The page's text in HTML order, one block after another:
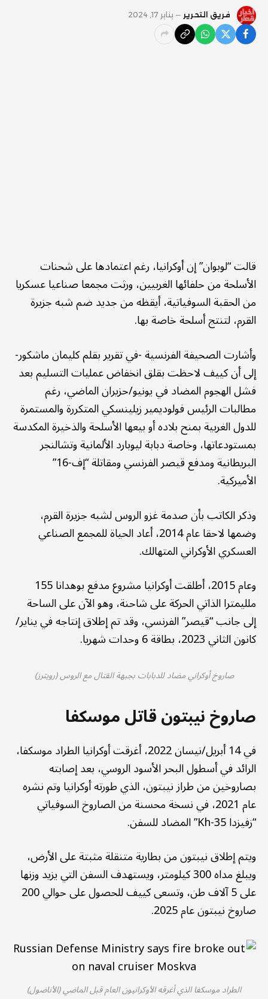
فريق التحرير يناير 17, 2024
قالت “لوبوان” إن أوكرانيا، رغم اعتمادها على شحنات
الأسلحة من حلفائها الغربيين، ورثت مجمعا صناعيا عسكريا
من الحقبة السوفياتية، أيقظه من جديد ضم شبه جزيرة
القرم، لتنتج أسلحة خاصة بها.
وأشارت الصحيفة الفرنسية -في تقرير بقلم كليمان ماشكور-
إلى أن كييف لاحظت بقلق انخفاض عمليات التسليم بعد
فشل الهجوم المضاد في يونيو/حزيران الماضي، رغم
مطالبات الرئيس فولوديمير زيلينسكي المتكررة والمستمرة
للدول الغربية بمنح بلاده أو بيعها الأسلحة والذخيرة المكدسة
بمستودعاتها، وخاصة دبابة ليوبارد الألمانية وتشالنجر
البريطانية ومدفع قيصر الفرنسي ومقاتلة “إف-16”
الأميركية.
وذكر الكاتب بأن صدمة غزو الروس لشبه جزيرة القرم،
وضمها لاحقا عام 2014، أعاد الحياة للمجمع الصناعي
العسكري الأوكراني المتهالك.
وعام 2015، أطلقت أوكرانيا مشروع مدفع بوهدانا 155
ملليمترا الذاتي الحركة على شاحنة، وهو الآن على الساحة
إلى جانب “قيصر” الفرنسي، وقد تم إطلاق إنتاجه في يناير/
كانون الثاني 2023، بطاقة 6 وحدات شهريا.
صاروخ أوكراني مضاد للدبابات بجبهة القتال مع الروس (رويترز)
صاروخ نيبتون قاتل موسكفا
في 14 أبريل/نيسان 2022، أغرقت أوكرانيا الطراد موسكفا،
الرائد في أسطول البحر الأسود الروسي، بعد إصابته
بصاروخين من طراز نيبتون، الذي طورته أوكرانيا وتم نشره
عام 2021، في نسخة محسنة من الصاروخ السوفياتي
“زفيزدا Kh-35” المضاد للسفن.
ويتم إطلاق نيبتون من بطارية متنقلة مثبتة على الأرض،
ويبلغ مداه 300 كيلومتر، ويستهدف السفن التي يزيد وزنها
على 5 آلاف طن، وتسعى كييف للحصول على حوالي 200
صاروخ نيبتون عام 2025.
الطراد موسكفا الذي أغرقه الأوكرانيون العام قبل الماضي (الأناضول)